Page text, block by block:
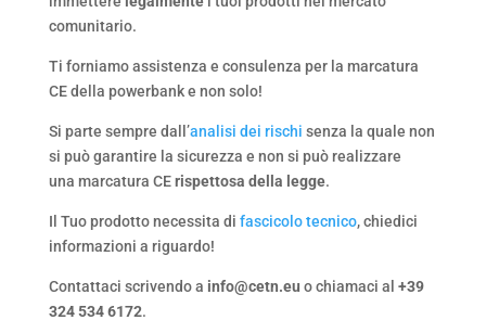
comunitario.
Ti forniamo assistenza e consulenza per la marcatura
CE della powerbank e non solo!
Si parte sempre dall’analisi dei rischi senza la quale non
si può garantire la sicurezza e non si può realizzare
una marcatura CErispettosa della legge.
Il Tuo prodotto necessita di fascicolo tecnico, chiedici
informazioni a riguardo!
Contattaci scrivendo a info@cetn.eu o chiamaci al +39
324 534 6172.